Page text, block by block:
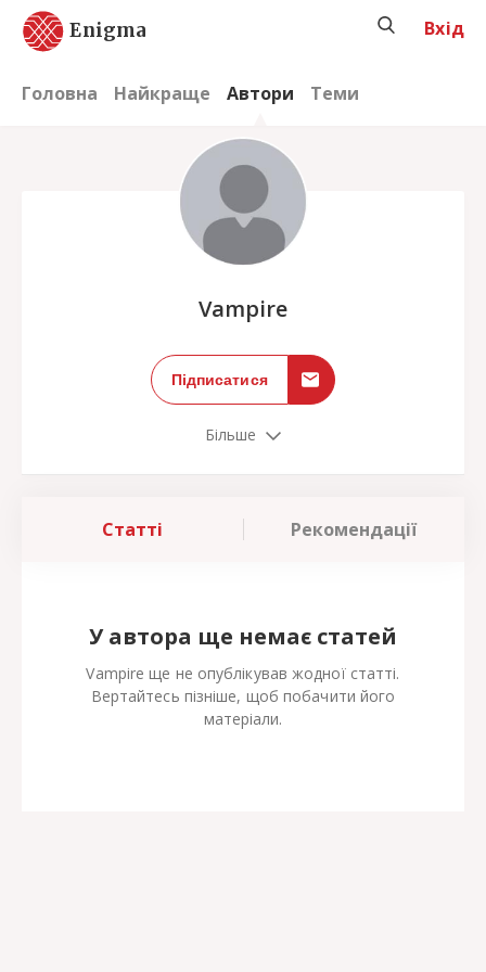
Enigma
Головна Найкраще Автори Теми
Вхід
Vampire
Підписатися
Більше
Статті Рекомендації
У автора ще немає статей
Vampire ще не опублікував жодної статті.
Вертайтесь пізніше, щоб побачити його
матеріали.